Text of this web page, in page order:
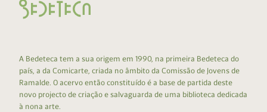
A Bedeteca tem a sua origem em 1990, na primeira Bedeteca do
país, a da Comicarte, criada no âmbito da Comissão de Jovens de
Ramalde. O acervo então constituído é a base de partida deste
novo projecto de criação e salvaguarda de uma biblioteca dedicada
à nona arte.